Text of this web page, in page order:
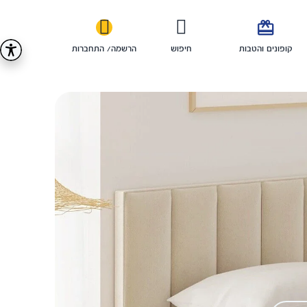

קופונים והטבות חיפוש הרשמה/ התחברות